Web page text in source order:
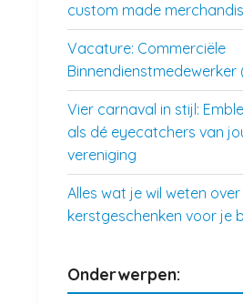
custom made
Vacature: Commerciële
Binnendienstmedewerker
Vier carnaval in stijl:
als dé eyecatchers van
vereniging
Alles wat je wil weten over
kerstgeschenken voor je
Onderwerpen: